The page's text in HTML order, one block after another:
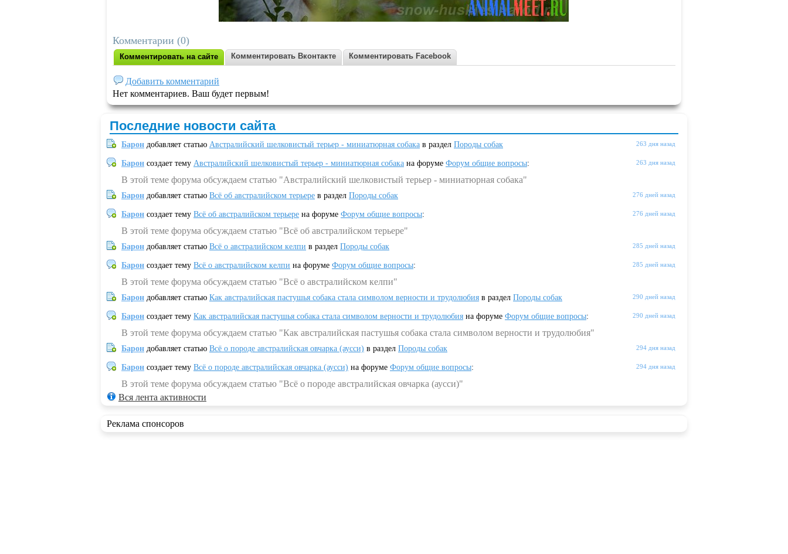
Комментарии (0)
Комментировать на сайте Комментировать Вконтакте Комментировать Facebook
Добавить комментарий
Нет комментариев. Ваш будет первым!
Последние новости сайта
263 дня назад
Барон добавляет статью Австралийский шелковистый терьер - миниатюрная собака в раздел Породы собак
263 дня назад
Барон создает тему Австралийский шелковистый терьер - миниатюрная собака на форуме Форум общие вопросы:
В этой теме форума обсуждаем статью "Австралийский шелковистый терьер - миниатюрная собака"
276 дней назад
Барон добавляет статью Всё об австралийском терьере в раздел Породы собак
276 дней назад
Барон создает тему Всё об австралийском терьере на форуме Форум общие вопросы:
В этой теме форума обсуждаем статью "Всё об австралийском терьере"
285 дней назад
Барон добавляет статью Всё о австралийском келпи в раздел Породы собак
285 дней назад
Барон создает тему Всё о австралийском келпи на форуме Форум общие вопросы:
В этой теме форума обсуждаем статью "Всё о австралийском келпи"
290 дней назад
Барон добавляет статью Как австралийская пастушья собака стала символом верности и трудолюбия в раздел Породы собак
290 дней назад
Барон создает тему Как австралийская пастушья собака стала символом верности и трудолюбия на форуме Форум общие вопросы:
В этой теме форума обсуждаем статью "Как австралийская пастушья собака стала символом верности и трудолюбия"
294 дня назад
Барон добавляет статью Всё о породе австралийская овчарка (аусси) в раздел Породы собак
294 дня назад
Барон создает тему Всё о породе австралийская овчарка (аусси) на форуме Форум общие вопросы:
В этой теме форума обсуждаем статью "Всё о породе австралийская овчарка (аусси)"
Вся лента активности
Реклама спонсоров